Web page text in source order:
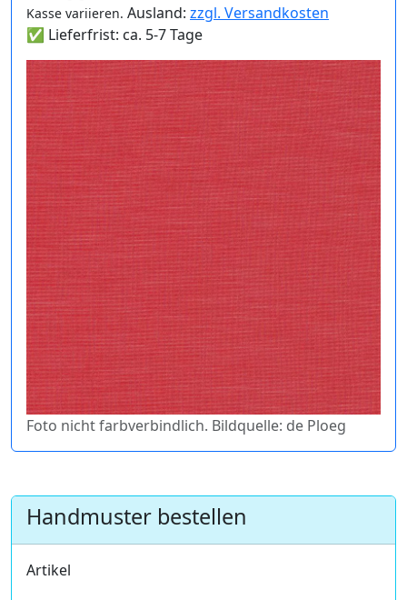
Kasse variieren. Ausland: zzgl. Versandkosten
✅ Lieferfrist: ca. 5-7 Tage
Foto nicht farbverbindlich. Bildquelle: de Ploeg
Handmuster bestellen
Artikel